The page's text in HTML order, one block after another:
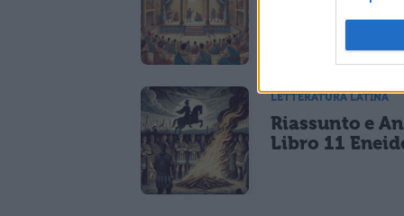
LETTERATURA LATINA
Riassunto e
Libro 11